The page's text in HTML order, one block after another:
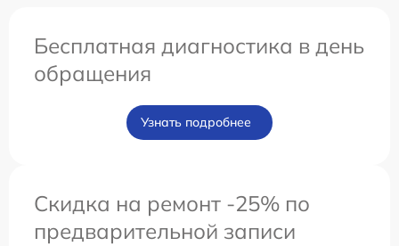
Бесплатная диагностика в день
обращения
Узнать подробнее
Скидка на ремонт -25% по
предварительной записи